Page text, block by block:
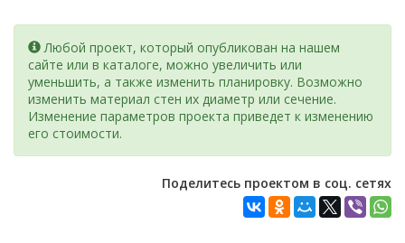
Любой проект, который опубликован на нашем
сайте или в каталоге, можно увеличить или
уменьшить, а также изменить планировку. Возможно
изменить материал стен их диаметр или сечение.
Изменение параметров проекта приведет к изменению
его стоимости.
Поделитесь проектом в соц. сетях